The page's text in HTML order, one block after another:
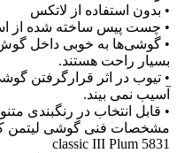
• بدون استفاده از لاتکس
• چست پیس ساخته شده از
• گوشی‌ها به خوبی داخل
بسیار راحت هستند.
• تیوب در اثر قرارگرفتن
آسیب نمی بیند.
• قابل انتخاب در رنگبندی
classic III Plum 5831